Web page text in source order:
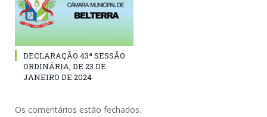
DECLARAÇÃO 43ª SESSÃO
ORDINÁRIA, DE 23 DE
JANEIRO DE 2024
Os comentários estão fechados.